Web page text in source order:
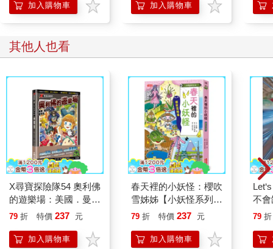
加入購物車 加入購物車
其他人也看
X尋寶探險隊54 奧利佛
的遊樂場：美國．曼哈
頓．籠中鳥
79 折 特價 237 元
加入購物車
春天裡的小妖怪：櫻吹
雪姊姊【小妖怪系列
38】
79 折 特價 237 元
加入購物車
不會
79 折